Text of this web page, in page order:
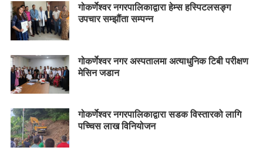
गोकर्णेश्वर नगरपालिकाद्वारा हेम्स हस्पिटलसङ्ग
उपचार सम्झौंता सम्पन्न
गोकर्णेश्वर नगर अस्पतालमा अत्याधुनिक टिबी परीक्षण
मेसिन जडान
गोकर्णेश्वर नगरपालिकाद्वारा सडक विस्तारको लागि
पच्चिस लाख विनियोजन